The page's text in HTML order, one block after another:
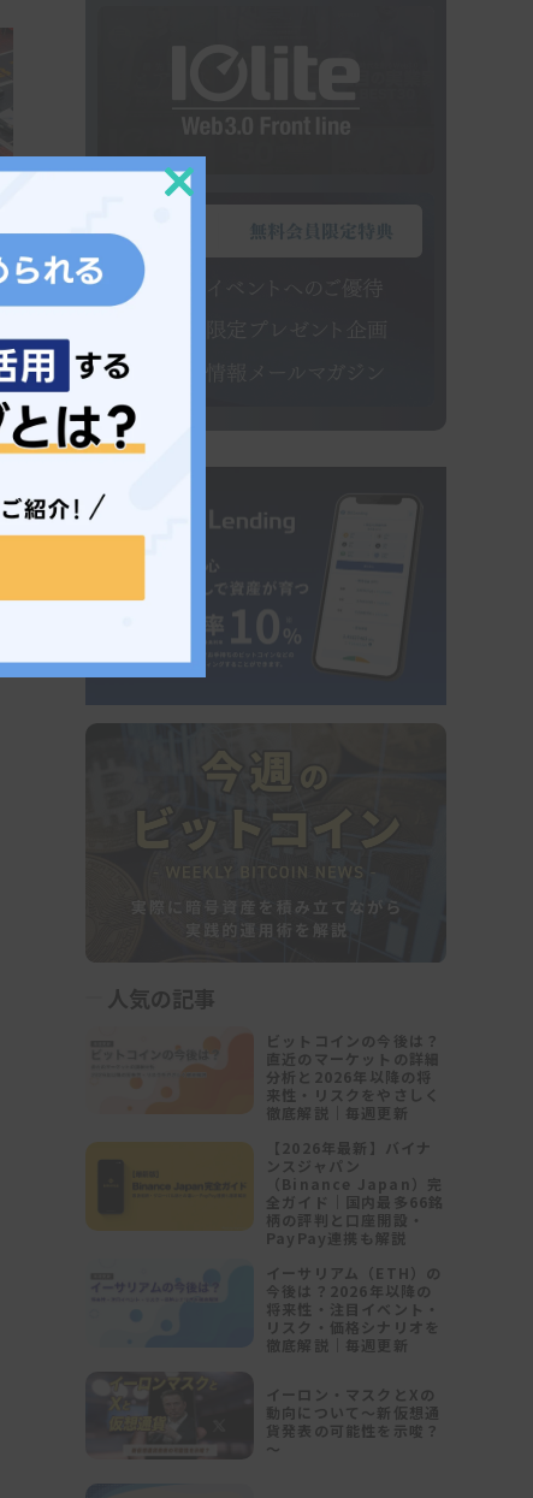
人気の記事
ビットコインの今後は？
直近のマーケットの詳細
分析と2026年以降の将
来性・リスクをやさしく
徹底解説｜毎週更新
【2026年最新】バイナ
ンスジャパン
（Binance Japan）完
全ガイド｜国内最多66銘
柄の評判と口座開設・
PayPay連携も解説
イーサリアム（ETH）の
今後は？2026年以降の
将来性・注目イベント・
リスク・価格シナリオを
徹底解説｜毎週更新
イーロン・マスクとXの
動向について～新仮想通
貨発表の可能性を示唆？
～
Close